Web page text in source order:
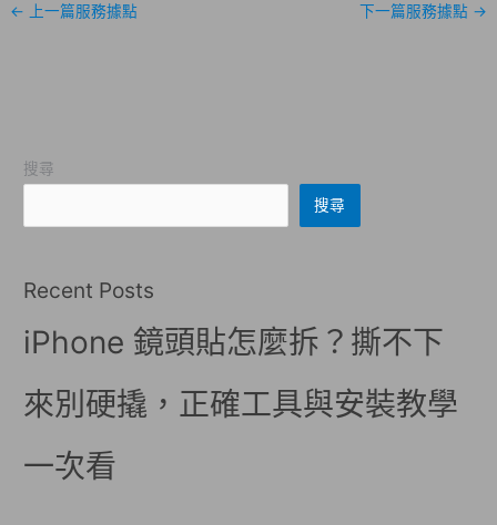
← 上一篇服務據點 下一篇服務據點 →
搜尋
搜尋
Recent Posts
iPhone 鏡頭貼怎麼拆？撕不下
來別硬撬，正確工具與安裝教學
一次看